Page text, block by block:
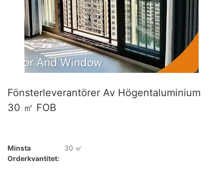
Fönsterleverantörer Av Högentaluminium
30 ㎡ FOB
Minsta
Orderkvantitet:
30 ㎡